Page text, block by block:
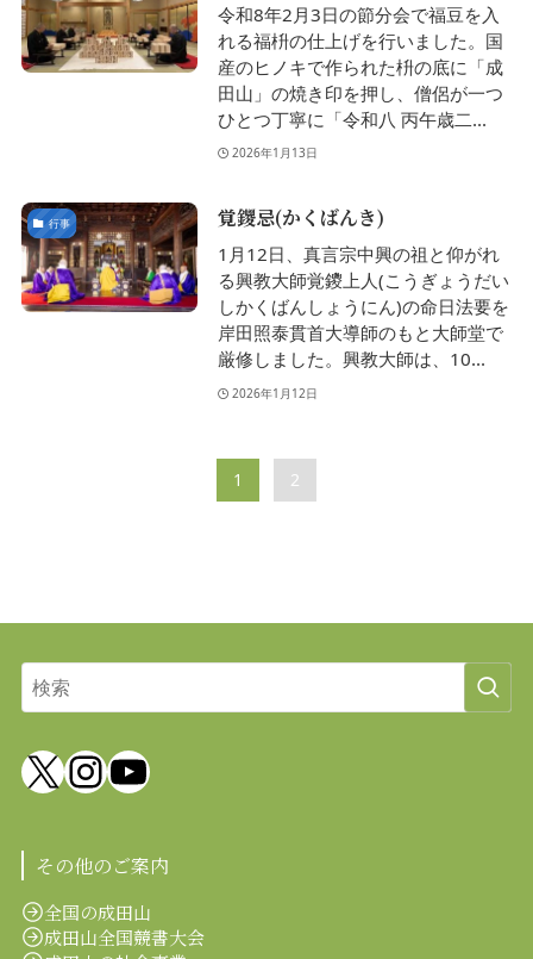
令和8年2月3日の節分会で福豆を入
れる福枡の仕上げを行いました。国
産のヒノキで作られた枡の底に「成
田山」の焼き印を押し、僧侶が一つ
ひとつ丁寧に「令和八 丙午歳二...
2026年1月13日
行事 覚鑁忌(かくばんき)
1月12日、真言宗中興の祖と仰がれ
る興教大師覚鑁上人(こうぎょうだい
しかくばんしょうにん)の命日法要を
岸田照泰貫首大導師のもと大師堂で
厳修しました。興教大師は、10...
2026年1月12日
1 2
X Instagram
YouTube
その他のご案内
全国の成田山
成田山全国競書大会